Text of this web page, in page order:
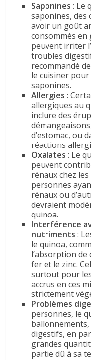
Saponines : Le
saponines, des
avoir un goût
consommés en
peuvent irriter
troubles
recommandé
le cuisiner
saponines.
Allergies :
allergiques au
inclure des
d’estomac, ou
réactions
Oxalates : Le
peuvent
rénaux chez
personnes
rénaux ou
devraient
quinoa.
Interférence
nutriments :
le quinoa,
l’absorption de
fer et le zinc.
surtout pour
accrus en ces
strictement
Problèmes
personnes, le
ballonnements,
digestifs, en
grandes
partie dû à sa